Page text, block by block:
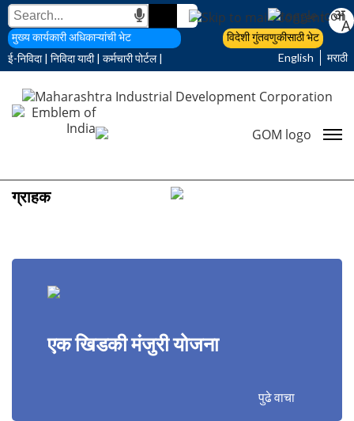
मुख्य कार्यकारी अधिकाऱ्यांची भेट
विदेशी गुंतवणुकीसाठी भेट
ई-निविदा| निविदा यादी| कर्मचारी पोर्टल| English मराठी
ग्राहक
एक खिडकी मंजुरी योजना
पुढे वाचा